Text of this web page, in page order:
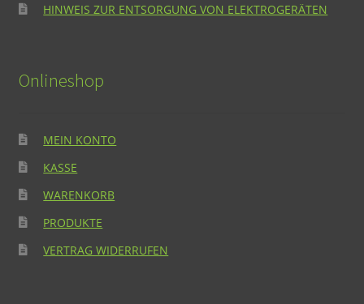
HINWEIS ZUR ENTSORGUNG VON ELEKTROGERÄTEN
Onlineshop
MEIN KONTO
KASSE
WARENKORB
PRODUKTE
VERTRAG WIDERRUFEN